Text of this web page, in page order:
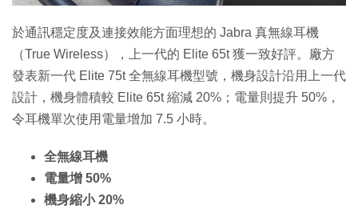
於通訊穩定度及連接效能方面理想的 Jabra 真無線耳機
（True Wireless），上一代的 Elite 65t 獲一致好評。廠方
發表新一代 Elite 75t 全無線耳機型號，機身設計沿用上一代
設計，機身體積較 Elite 65t 縮減 20%；電量則提升 50%，
令耳機單次使用電量增加 7.5 小時。
全無線耳機
電量增 50%
機身縮小 20%